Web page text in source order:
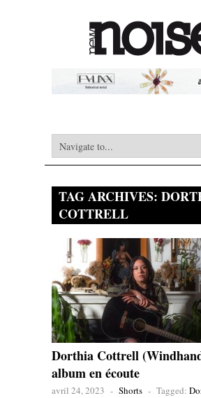
TAG ARCHIVES:
COTTRELL
Dorthia Cottrell
album en écoute
avril 24, 2023 - Shorts - Tagged: